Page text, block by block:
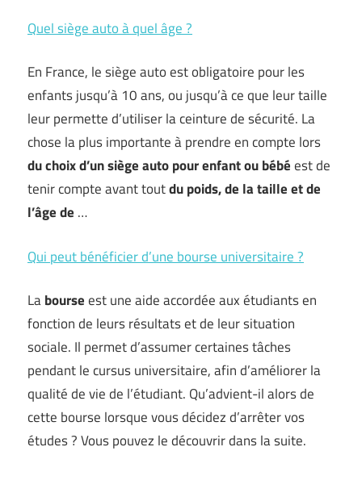
Quel siège auto à quel âge ?
En France, le siège auto est obligatoire pour les
enfants jusqu’à 10 ans, ou jusqu’à ce que leur taille
leur permette d’utiliser la ceinture de sécurité. La
chose la plus importante à prendre en compte lors
du choix d’un siège auto pour enfant ou bébéest de
tenir compte avant toutdu poids, de la taille et de
l’âge de …
Qui peut bénéficier d’une bourse universitaire ?
Labourseest une aide accordée aux étudiants en
fonction de leurs résultats et de leur situation
sociale. Il permet d’assumer certaines tâches
pendant le cursus universitaire, afin d’améliorer la
qualité de vie de l’étudiant. Qu’advient-il alors de
cette bourse lorsque vous décidez d’arrêter vos
études ? Vous pouvez le découvrir dans la suite.